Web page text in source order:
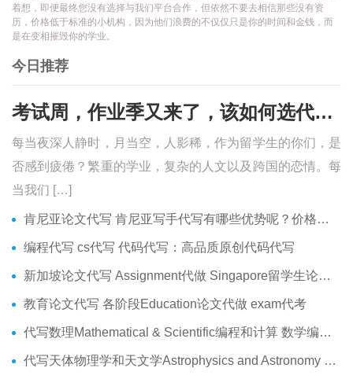
着想，即便最终您没有选择与我们平台合作，但依然不要去相信那些没有资
历，价格低于标准的小机构，因为他们浪费的不仅仅只是你的时间和金钱，而
是在变相摧毁你的学业。
今日推荐
考试周，作业季又来了，该如何选代写？便宜的代写、代考会有哪些问题？
每当夜深人静时，月当空，人影稀，作为留学生的你们，是
否感到疲倦？繁重的学业，复杂的人文以及跨国的恋情。每
当我们 […]
肯尼亚论文代写 肯尼亚写手代写有哪些优势呢？价格便宜吗？
编程代写 cs代写 代码代写：高品质原创代码代写
新加坡论文代写 Assignment代做 Singapore留学生论文代写服务
教育论文代写 各阶段Education论文代做 exam代考
代写数理Mathematical & Scientific编程和计算 数学编程作业代做
代写天体物理学和天文学Astrophysics and Astronomy 天文学Assignment代做